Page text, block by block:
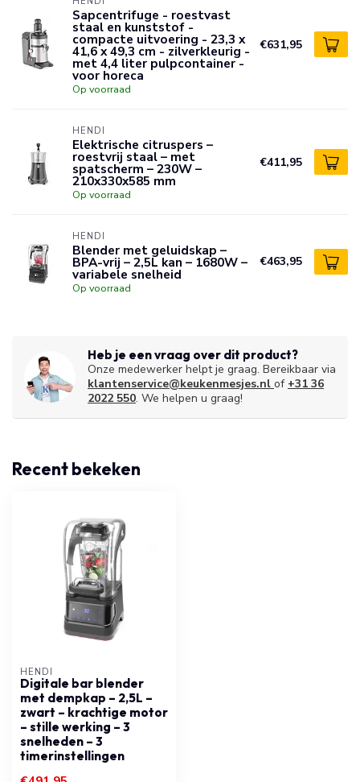
Sapcentrifuge - roestvast
staal en kunststof -
compacte uitvoering - 23,3 x
41,6 x 49,3 cm - zilverkleurig -
met 4,4 liter pulpcontainer -
voor horeca
Op voorraad
€631,95
HENDI
Elektrische citruspers –
roestvrij staal – met
spatscherm – 230W –
210x330x585 mm
Op voorraad
€411,95
HENDI
Blender met geluidskap –
BPA-vrij – 2,5L kan – 1680W –
variabele snelheid
Op voorraad
€463,95
Heb je een vraag over dit product?
Onze medewerker helpt je graag. Bereikbaar via
klantenservice@keukenmesjes.nl of +31 36
2022 550. We helpen u graag!
Recent bekeken
HENDI
Digitale bar blender
met dempkap – 2,5L –
zwart – krachtige motor
– stille werking – 3
snelheden – 3
timerinstellingen